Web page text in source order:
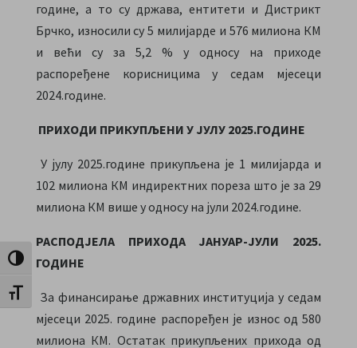
Toggle High Contrast
Toggle Font size
године, а то су држава, ентитети и Дистрикт
Брчко, износили су 5 милијарде и 576 милиона КМ
и већи су за 5,2 % у односу на приходе
распоређене корисницима у седам мјесеци
2024.године.
ПРИХОДИ ПРИКУПЉЕНИ У ЈУЛУ 2025.ГОДИНЕ
У јулу 2025.године прикупљена је 1 милијарда и
102 милиона КМ индиректних пореза што је за 29
милиона КМ више у односу на јули 2024.године.
РАСПОДЈЕЛА ПРИХОДА ЈАНУАР-ЈУЛИ 2025.
ГОДИНЕ
За финансирање државних институција у седам
мјесеци 2025. године распоређен је износ од 580
милиона КМ. Остатак прикупљених прихода од